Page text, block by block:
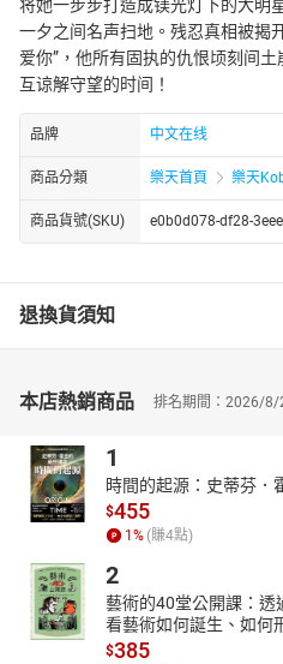
将她一步步打造成镁光灯下的大明
一夕之间名声扫地。残忍真相被揭
爱你”，他所有固执的仇恨顷刻间
互谅解守望的时间！
品牌 中文在线
商品分類 樂天首頁 樂天
商品貨號(SKU) e0b0d078-df28-
退換貨須知
本店熱銷商品 排名期間：2026/
1
時間的起源：史蒂芬．
$455
1% (賺4點)
2
藝術的40堂公開課：透
看藝術如何誕生、如何
$385